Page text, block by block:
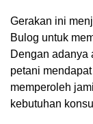
Gerakan ini
Bulog untuk
Dengan adanya
petani
memperoleh
kebutuhan